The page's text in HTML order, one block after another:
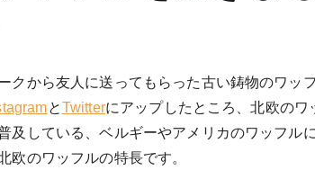
クから友人に送ってもらった古い鋳物のワッ
とTwitterにアップしたところ、北欧の
及している、ベルギーやアメリカのワッフル
欧のワッフルの特長です。